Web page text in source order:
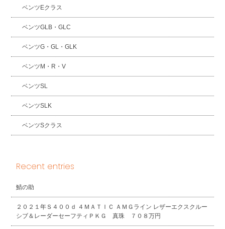
ベンツEクラス
ベンツGLB・GLC
ベンツG・GL・GLK
ベンツM・R・V
ベンツSL
ベンツSLK
ベンツSクラス
Recent entries
鯖の助
２０２１年Ｓ４００ｄ ４ＭＡＴＩＣ ＡＭＧライン レザーエクスクルー
シブ＆レーダーセーフティＰＫＧ 真珠 ７０８万円